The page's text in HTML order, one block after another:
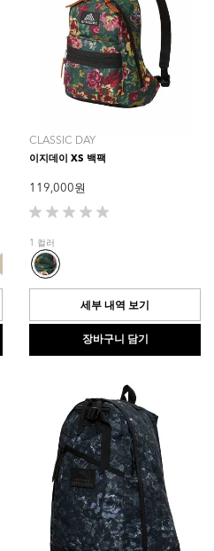
CLASSIC DAY
이지데이 XS 백팩
119,000 원
별
5
개
중
0.0
입
다.
1 컬러
세부 내역 보기
장바구니 담기